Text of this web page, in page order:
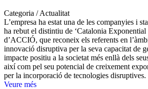
Categoria / Actualitat
L’empresa ha estat una de les companyies i
ha rebut el distintiu de ‘Catalonia Exponential
d’ACCIÓ, que reconeix els referents en
innovació disruptiva per la seva capacitat de
impacte positiu a la societat més enllà dels
així com pel seu potencial de creixement
per la incorporació de tecnologies disruptives.
Veure més